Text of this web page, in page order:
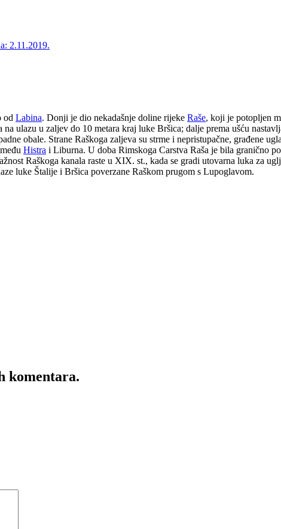
2.11.2019.
od Labina. Donji je dio nekadašnje doline rijeke Raše, koji je potopljen
ulazu u zaljev do 10 metara kraj luke Bršica; dalje prema ušću
obale. Strane Raškoga zaljeva su strme i nepristupačne, građene
Histra i Liburna. U doba Rimskoga Carstva Raša je bila granično
Raškoga kanala raste u XIX. st., kada se gradi utovarna luka za
luke Štalije i Bršica poverzane Raškom prugom s Lupoglavom.
komentara.